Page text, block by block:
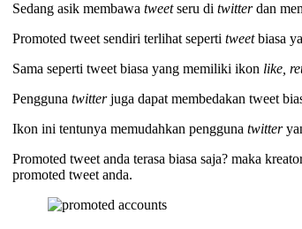
Sedang asik membawatweetseru di twitterdan
Promoted tweet sendiri terlihat seperti tweetbiasa
Sama seperti tweet biasa yang memiliki ikon like,
Penggunatwitterjuga dapat membedakan tweet
Ikon ini tentunya memudahkan pengguna twitter
Promoted tweet anda terasa biasa saja? maka
promoted tweet anda.